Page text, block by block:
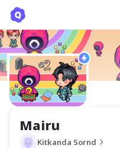
Mairu
Kitkanda Sornd